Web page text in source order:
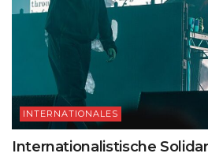
INTERNATIONALES
Internationalistische